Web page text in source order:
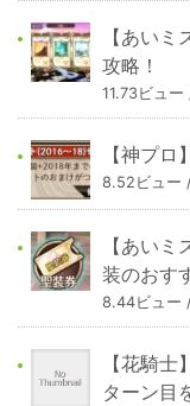
【あい
攻略！
11.73ビュー
【神プ
8.52ビュー
【あい
装のおす
8.44ビュー
【花騎
ターン目